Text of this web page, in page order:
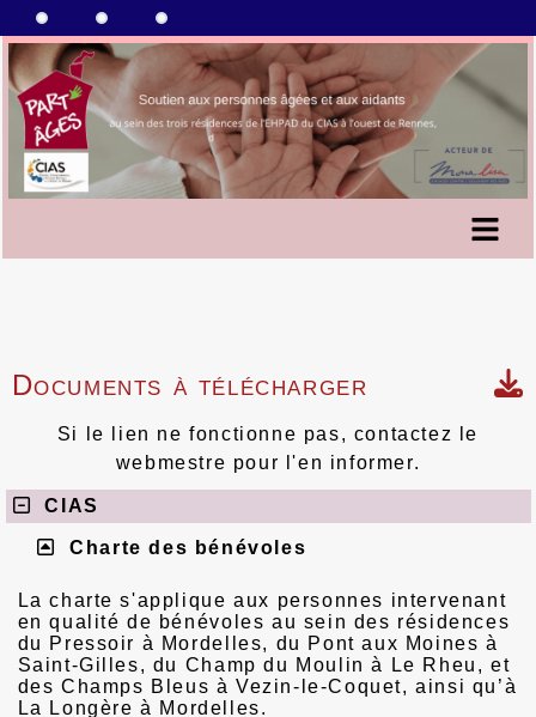
Documents à télécharger
Si le lien ne fonctionne pas, contactez le
webmestre pour l'en informer.
CIAS
Charte des bénévoles
La charte s'applique aux personnes intervenant
en qualité de bénévoles au sein des résidences
du Pressoir à Mordelles, du Pont aux Moines à
Saint-Gilles, du Champ du Moulin à Le Rheu, et
des Champs Bleus à Vezin-le-Coquet, ainsi qu’à
La Longère à Mordelles.